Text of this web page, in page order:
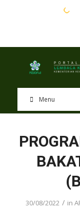
Menu
30/08/2022 / in